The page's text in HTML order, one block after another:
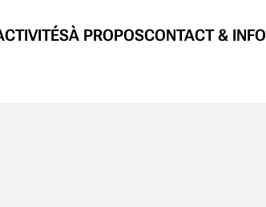
À PROPOSCONTACT & INFO